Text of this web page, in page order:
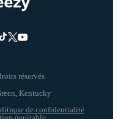
réservés
de confidentialité